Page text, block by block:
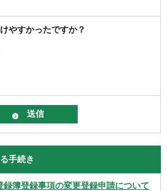
やすかったですか？
手続き
簿登録事項の変更登録申請について